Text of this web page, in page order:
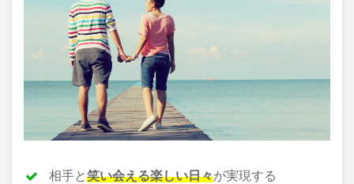
相手と笑い会える楽しい日々が実現する